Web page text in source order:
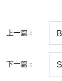
上一篇：
下一篇：